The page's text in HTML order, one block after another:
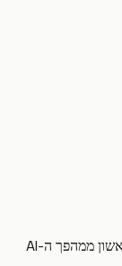
Meta משיקה את Muse Spark כמודל הראשון ממהפך ה-AI